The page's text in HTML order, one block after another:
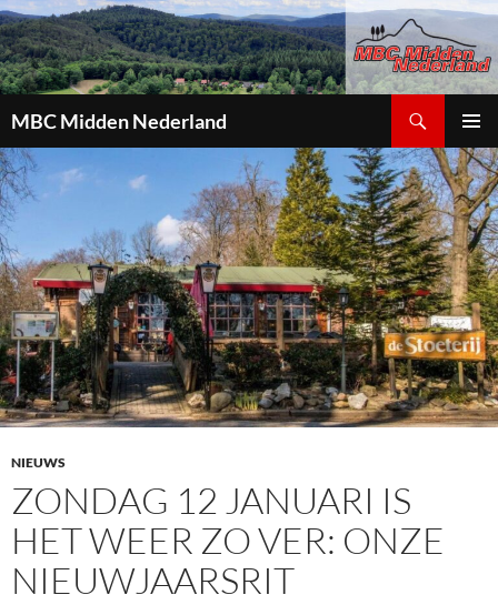
MBC Midden Nederland
MENU
NAAR
DE
INHOUD
NIEUWS
ZONDAG 12 JANUARI IS
HET WEER ZO VER: ONZE
NIEUWJAARSRIT